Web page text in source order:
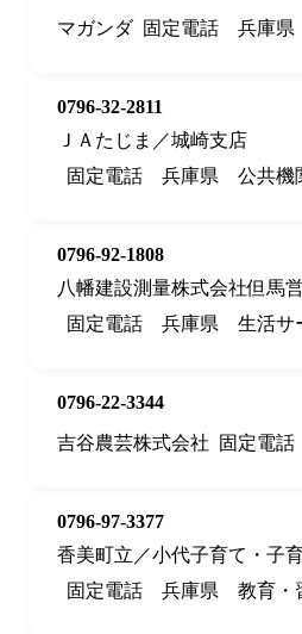
マガンダ 固定電話 兵庫県
0796-32-2811
ＪＡたじま／城崎支店
固定電話
兵庫県 公共機
0796-92-1808
八幡建設測量株式会社但馬
固定電話
兵庫県 生活サ
0796-22-3344
吉谷農芸株式会社
固定電話
0796-97-3377
香美町立／小代子育て・子
固定電話
兵庫県 教育・